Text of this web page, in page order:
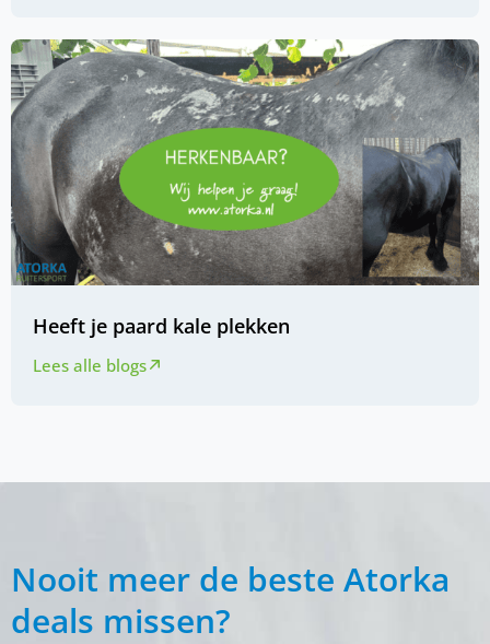
Heeft je paard kale plekken
Lees alle blogs
Nooit meer de beste Atorka
deals missen?